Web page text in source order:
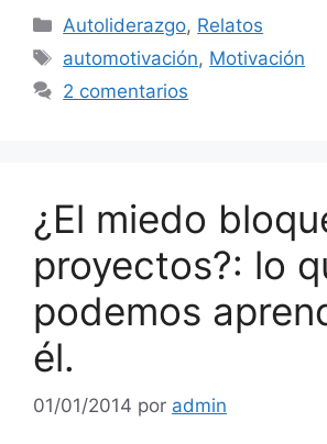
Categorías
Autoliderazgo, Relatos
Etiquetas
automotivación, Motivación
2 comentarios
¿El miedo
proyectos?: lo
podemos
él.
01/01/2014 por admin